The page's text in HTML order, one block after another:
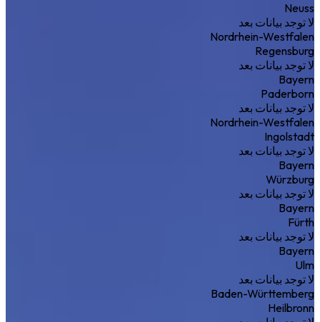
Neuss
لا توجد بيانات بعد
Nordrhein-Westfalen
Regensburg
لا توجد بيانات بعد
Bayern
Paderborn
لا توجد بيانات بعد
Nordrhein-Westfalen
Ingolstadt
لا توجد بيانات بعد
Bayern
Würzburg
لا توجد بيانات بعد
Bayern
Fürth
لا توجد بيانات بعد
Bayern
Ulm
لا توجد بيانات بعد
Baden-Württemberg
Heilbronn